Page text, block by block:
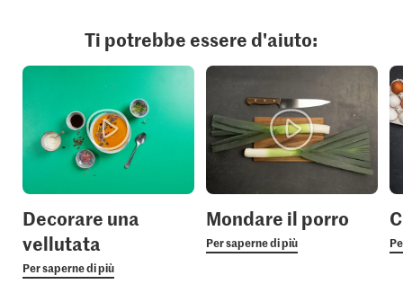
Ti potrebbe essere d'aiuto:
Decorare una
vellutata
Per saperne di più
Mondare il porro
Per saperne di più